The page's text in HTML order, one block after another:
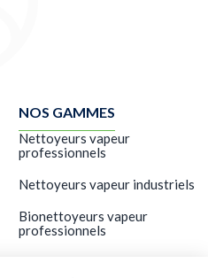
NOS GAMMES
Nettoyeurs vapeur
professionnels
Nettoyeurs vapeur industriels
Bionettoyeurs vapeur
professionnels